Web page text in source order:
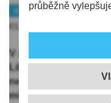
průběžně
Kraj
01.10.2021 | 11:11
V září zemřeli při
Libereckém kraji tři
nehody v kraji
měsíců roku zemřelo